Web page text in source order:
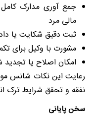
جمع‌ آوری مدارک کامل
مالی مرد
ثبت دقیق شکایت یا
مشورت با وکیل برای
امکان اصلاح یا
رعایت این نکات شانس
نفقه و تحقق شرایط ترک
سخن پایانی